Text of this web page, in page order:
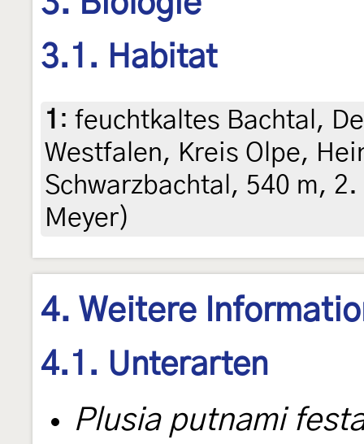
3.1. Habitat
1 : feuchtkaltes Bachtal,
Westfalen, Kreis Olpe,
Schwarzbachtal, 540 m,
Meyer)
4. Weitere
4.1. Unterarten
Plusia putnami